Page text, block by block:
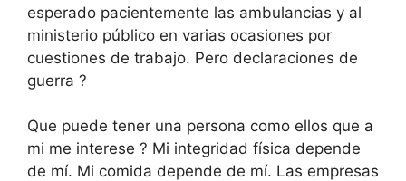
esperado pacientemente las ambulancias y al
ministerio público en varias ocasiones por
cuestiones de trabajo. Pero declaraciones de
guerra ?
Que puede tener una persona como ellos que a
mi me interese ? Mi integridad física depende
de mí. Mi comida depende de mí. Las empresas